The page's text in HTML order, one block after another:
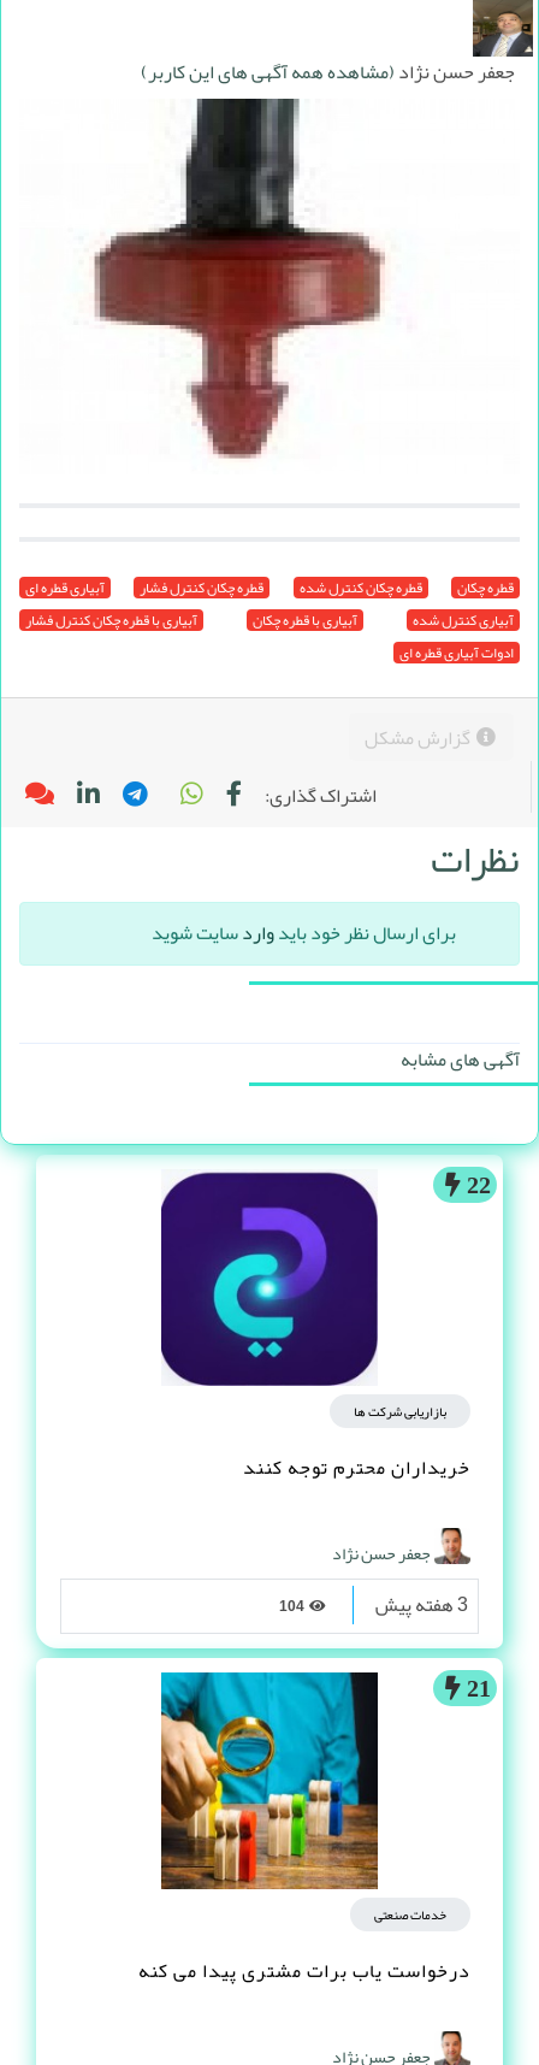
22
بازاریابی شرکت ها
خریداران محترم توجه کنند
جعفر حسن نژاد
3 هفته پیش
21
خدمات صنعتی
درخواست یاب برات مشتری پیدا می کنه
جعفر حسن نژاد
جعفر حسن نژاد(مشاهده همه آگهی های این کاربر)
قطره چکان قطره چکان کنترل شده قطره چکان کنترل فشار
آبیاری قطره ای
آبیاری کنترل شده
آبیاری با قطره چکان
آبیاری با قطره چکان کنترل فشار
ادوات آبیاری قطره ای
گزارش مشکل
اشتراک گذاری:
نظرات
برای ارسال نظر خود بایدواردسایت شوید
آگهی های مشابه